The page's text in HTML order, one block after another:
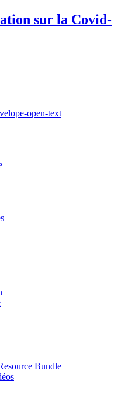
sur la Covid-
open-text
Bundle